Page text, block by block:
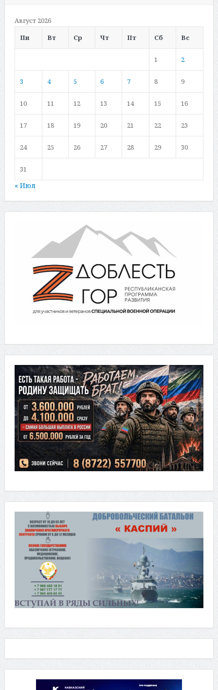
Август 2026
Пн
Вт Ср Чт Пт Сб Вс
1 2
3 4 5 6 7 8 9
10 11 12 13 14 15 16
17 18 19 20 21 22 23
24 25 26 27 28 29 30
31
« Июл